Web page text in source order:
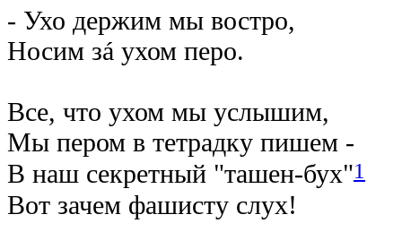
- Ухо держим мы востро,
Носим зá ухом перо.
Все, что ухом мы услышим,
Мы пером в тетрадку пишем -
В наш секретный "ташен-бух"1
Вот зачем фашисту слух!